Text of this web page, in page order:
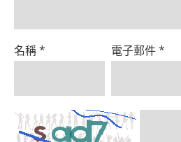
名稱* 電子郵件*